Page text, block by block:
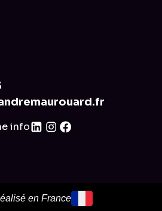
info
en France